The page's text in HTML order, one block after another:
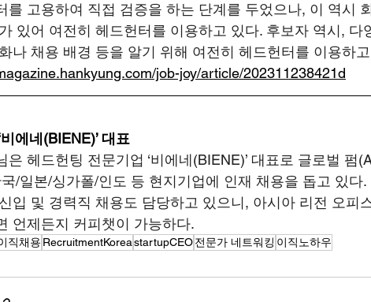
를 고용하여 직접 검증을 하는 단계를 두었으나, 이 역시
있어 여전히 헤드헌터를 이용하고 있다. 후보자 역시, 다
나 채용 배경 등을 알기 위해 여전히 헤드헌터를 이용하
job-joy/article/202311238421d
에네(BIENE)’ 대표
은 헤드헌팅 전문기업 ‘비에네(BIENE)’ 대표로 글로벌 펌
/일본/싱가폴/인도 등 현지기업에 인재 채용을 돕고 있다
입 및 경력직 채용도 담당하고 있으니, 아시아 리전 오피
언제든지 커피챗이 가능하다.
직채용 RecruitmentKoreastartupCEO전문가 네트워킹 이직노하우